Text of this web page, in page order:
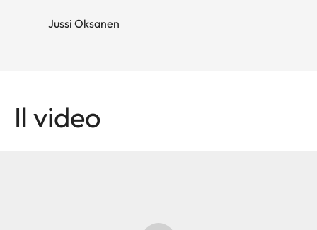
Jussi O ksanen
Il video